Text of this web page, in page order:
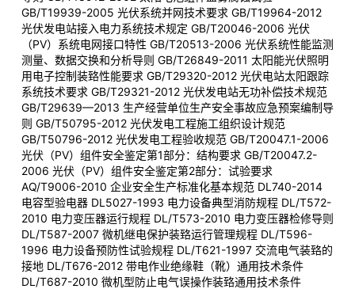
GB/T19939-2005 光伏系统并网技术要求 GB/T19964-2012
光伏发电站接入电力系统技术规定 GB/T20046-2006 光伏
（PV）系统电网接口特性 GB/T20513-2006 光伏系统性能监测
测量、数据交换和分析导则 GB/T26849-2011 太阳能光伏照明
用电子控制装臵性能要求 GB/T29320-2012 光伏电站太阳跟踪
系统技术要求 GB/T29321-2012 光伏发电站无功补偿技术规范
GB/T29639—2013 生产经营单位生产安全事故应急预案编制导
则 GB/T50795-2012 光伏发电工程施工组织设计规范
GB/T50796-2012 光伏发电工程验收规范 GB/T20047.1-2006
光伏（PV）组件安全鉴定第1部分：结构要求 GB/T20047.2-
2006 光伏（PV）组件安全鉴定第2部分：试验要求
AQ/T9006-2010 企业安全生产标准化基本规范 DL740-2014
电容型验电器 DL5027-1993 电力设备典型消防规程 DL/T572-
2010 电力变压器运行规程 DL/T573-2010 电力变压器检修导则
DL/T587-2007 微机继电保护装臵运行管理规程 DL/T596-
1996 电力设备预防性试验规程 DL/T621-1997 交流电气装臵的
接地 DL/T676-2012 带电作业绝缘鞋（靴）通用技术条件
DL/T687-2010 微机型防止电气误操作装臵通用技术条件